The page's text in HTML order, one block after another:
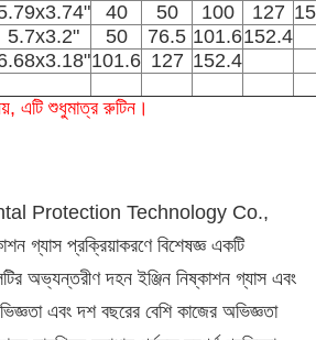
40 50 100 127
5.7x3.2" 50 76.5 101.6152.4
101.6 127 152.4
এটি শুধুমাত্র রুটিন।
Protection Technology Co.,
গ্যাস প্রক্রিয়াকরণে বিশেষজ্ঞ একটি
অভ্যন্তরীণ দহন ইঞ্জিন নিষ্কাশন গ্যাস এবং
এবং দশ বছরের বেশি কাজের অভিজ্ঞতা